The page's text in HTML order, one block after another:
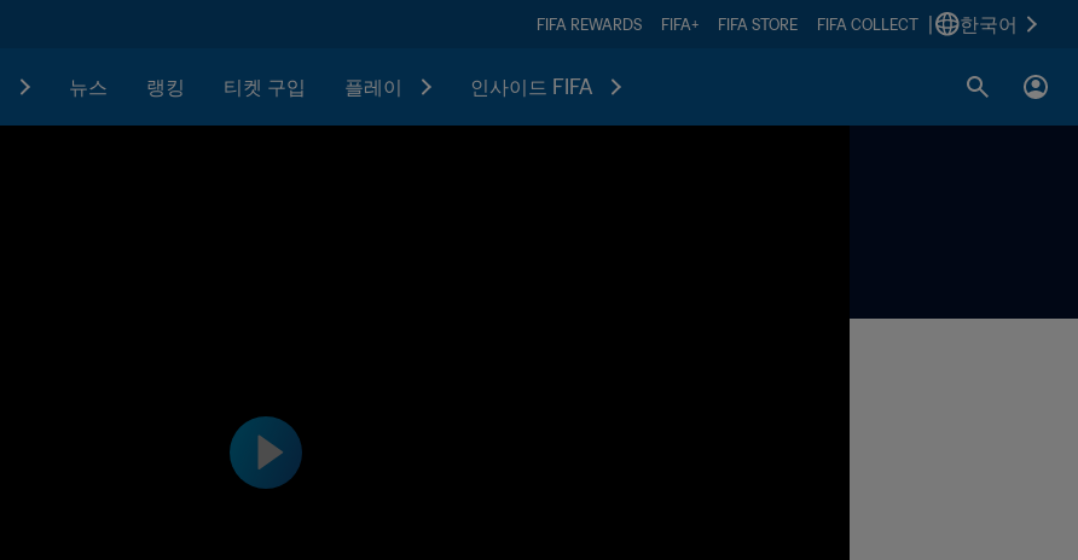
FIFA REWARDS FIFA+ FIFA STORE FIFA COLLECT 한국어
뉴스 랭킹 티켓 구입 플레이 인사이드 FIFA